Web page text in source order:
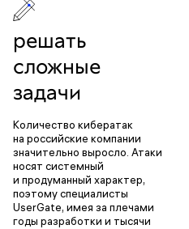
решать
сложные
задачи
Количество кибератак
на российские компании
значительно выросло. Атаки
носят системный
и продуманный характер,
поэтому специалисты
UserGate, имея за плечами
годы разработки и тысячи